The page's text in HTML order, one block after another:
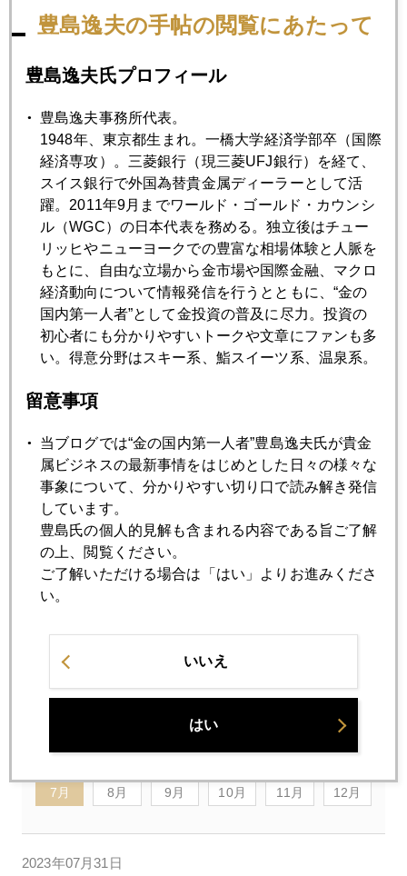
2023年
1月 2月 3月 4月 5月 6月
7月 8月 9月 10月 11月 12月
2023年07月31日
豊島逸夫の手帖の閲覧にあたって
豊島逸夫氏プロフィール
豊島逸夫事務所代表。
1948年、東京都生まれ。一橋大学経済学部卒（国際
経済専攻）。三菱銀行（現三菱UFJ銀行）を経て、
スイス銀行で外国為替貴金属ディーラーとして活
躍。2011年9月までワールド・ゴールド・カウンシ
ル（WGC）の日本代表を務める。独立後はチュー
リッヒやニューヨークでの豊富な相場体験と人脈を
もとに、自由な立場から金市場や国際金融、マクロ
経済動向について情報発信を行うとともに、“金の
国内第一人者”として金投資の普及に尽力。投資の
初心者にも分かりやすいトークや文章にファンも多
い。得意分野はスキー系、鮨スイーツ系、温泉系。
留意事項
当ブログでは“金の国内第一人者”豊島逸夫氏が貴金
属ビジネスの最新事情をはじめとした日々の様々な
事象について、分かりやすい切り口で読み解き発信
しています。
豊島氏の個人的見解も含まれる内容である旨ご了解
の上、閲覧ください。
ご了解いただける場合は「はい」よりお進みくださ
い。
いいえ
はい